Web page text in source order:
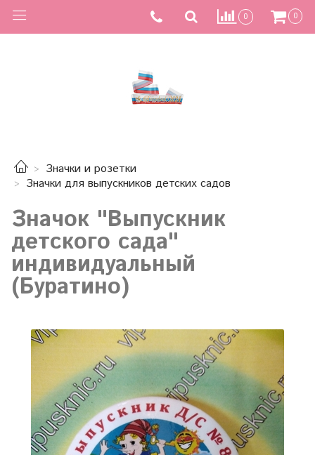
0 0
Значки и розетки
Значки для выпускников детских садов
Значок "Выпускник
детского сада"
индивидуальный
(Буратино)